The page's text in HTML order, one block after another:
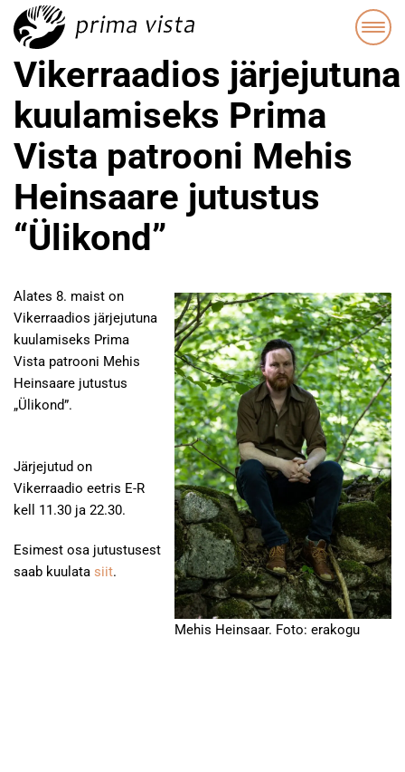
Vikerraadios järjejutuna
kuulamiseks Prima
Vista patrooni Mehis
Heinsaare jutustus
“Ülikond”
Mehis Heinsaar. Foto: erakogu
Alates 8. maist on
Vikerraadios järjejutuna
kuulamiseks Prima
Vista patrooni Mehis
Heinsaare jutustus
„Ülikond”.
Järjejutud on
Vikerraadio eetris E-R
kell 11.30 ja 22.30.
Esimest osa jutustusest
saab kuulata siit.